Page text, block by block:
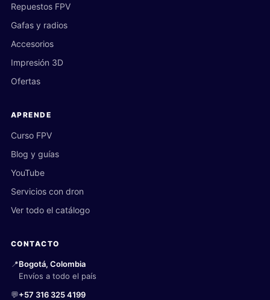
Repuestos FPV
Gafas y radios
Accesorios
Impresión 3D
Ofertas
APRENDE
Curso FPV
Blog y guías
YouTube
Servicios con dron
Ver todo el catálogo
CONTACTO
📍Bogotá, Colombia
Envíos a todo el país
💬+57 316 325 4199